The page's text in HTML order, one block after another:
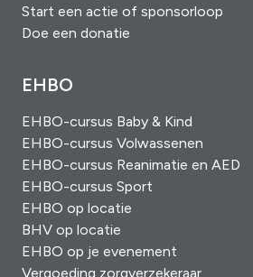
Start een actie of sponsorloop
Doe een donatie
EHBO
EHBO-cursus Baby & Kind
EHBO-cursus Volwassenen
EHBO-cursus Reanimatie en AED
EHBO-cursus Sport
EHBO op locatie
BHV op locatie
EHBO op je evenement
Vergoeding zorgverzekeraar